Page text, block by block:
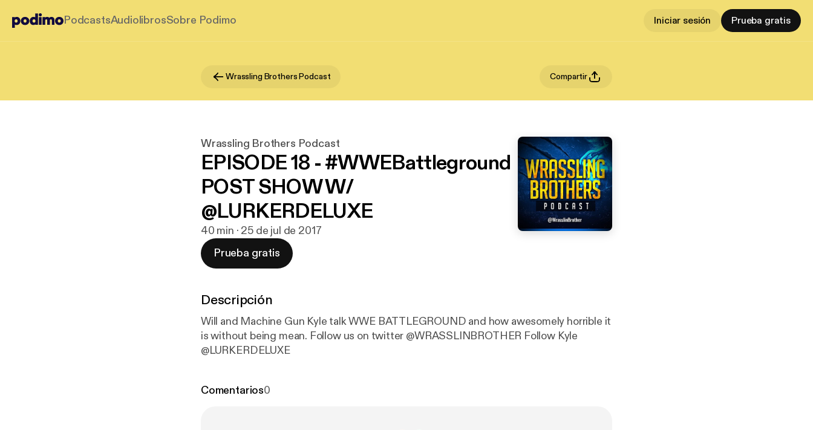
PodcastsAudiolibrosSobre Podimo Iniciar sesión Prueba gratis
Wrassling Brothers Podcast Compartir
Wrassling Brothers Podcast
EPISODE 18 - #WWEBattleground
POST SHOW W/
@LURKERDELUXE
40 min · 25 de jul de 2017
Prueba gratis
Descripción
Will and Machine Gun Kyle talk WWE BATTLEGROUND and how awesomely horrible it
is without being mean. Follow us on twitter @WRASSLINBROTHER Follow Kyle
@LURKERDELUXE
Comentarios0